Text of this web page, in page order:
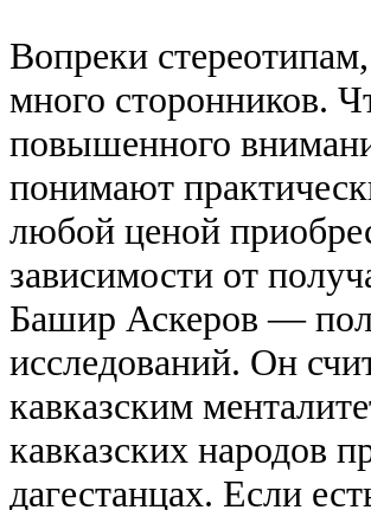
Вопреки
много сторонников.
повышенного
понимают
любой ценой
зависимости от
Башир Аскеров —
исследований. Он
кавказским
кавказских народов
дагестанцах. Если